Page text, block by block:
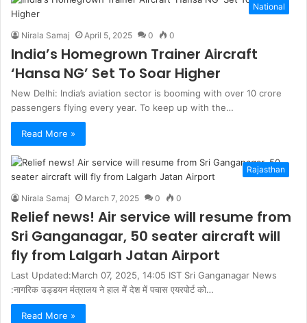
National
Nirala Samaj April 5, 2025 0 0
India’s Homegrown Trainer Aircraft
‘Hansa NG’ Set To Soar Higher
New Delhi: India’s aviation sector is booming with over 10 crore
passengers flying every year. To keep up with the…
Read More »
Rajasthan
Nirala Samaj March 7, 2025 0 0
Relief news! Air service will resume from
Sri Ganganagar, 50 seater aircraft will
fly from Lalgarh Jatan Airport
Last Updated:March 07, 2025, 14:05 IST Sri Ganganagar News
:नागरिक उड्डयन मंत्रालय ने हाल में देश में पचास एयरपोर्ट को…
Read More »